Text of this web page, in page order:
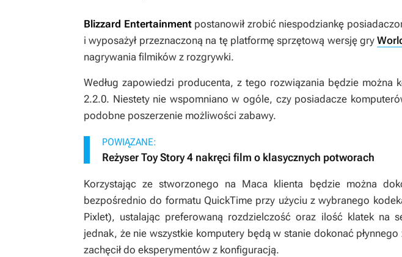
Blizzard Entertainmentpostanowił zrobić niespodziankę
i wyposażył przeznaczoną na tę platformę sprzętową wersję gry
nagrywania filmików z rozgrywki.
Według zapowiedzi producenta, z tego rozwiązania będzie można
2.2.0. Niestety nie wspomniano w ogóle, czy posiadacze
podobne poszerzenie możliwości zabawy.
POWIĄZANE:
Reżyser Toy Story 4 nakręci film o klasycznych potworach
Korzystając ze stworzonego na Maca klienta będzie można
bezpośrednio do formatu QuickTime przy użyciu z wybranego
Pixlet), ustalając preferowaną rozdzielczość oraz ilość klatek na
jednak, że nie wszystkie komputery będą w stanie dokonać
zachęcił do eksperymentów z konfiguracją.